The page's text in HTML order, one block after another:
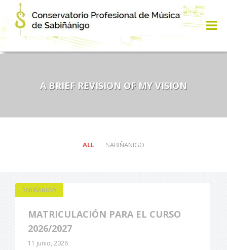
A BRIEF REVISION OF MY VISION
ALL SABIÑANIGO
SABIÑANIGO
MATRICULACIÓN PARA EL CURSO
2026/2027
11 junio, 2026